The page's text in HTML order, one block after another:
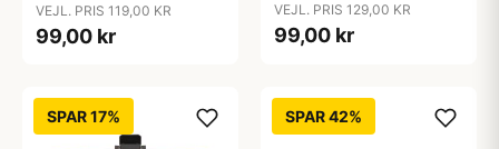
"Moon"
VEJL. PRIS 119,00 KR
99,00 kr
"Glare"
VEJL. PRIS 129,00 KR
99,00 kr
SPAR 17% SPAR 42%